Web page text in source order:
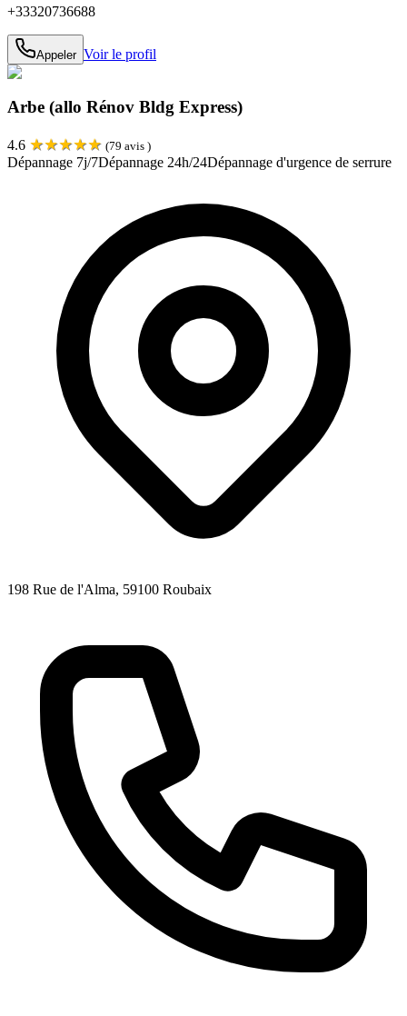
+33320736688
Appeler Voir le profil
Arbe (allo Rénov Bldg Express)
4.6 ★★★★★ (79 avis )
Dépannage 7j/7Dépannage 24h/24Dépannage d'urgence de serrure
198 Rue de l'Alma, 59100 Roubaix